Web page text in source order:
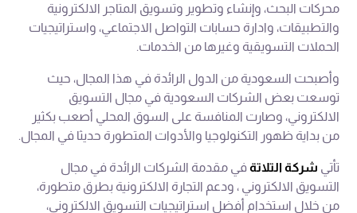
محركات البحث، وإنشاء وتطوير وتسويق المتاجر الالكترونية
والتطبيقات، وادارة حسابات التواصل الاجتماعي، واستراتيجيات
الحملات التسويقية وغيرها من الخدمات.
وأصبحت السعودية من الدول الرائدة في هذا المجال، حيث
توسعت بعض الشركات السعودية في مجال التسويق
الالكتروني، وصارت المنافسة على السوق المحلي أصعب بكثير
من بداية ظهور التكنولوجيا والأدوات المتطورة حديثا في المجال.
تأتي شركة التلاتةفي مقدمة الشركات الرائدة في مجال
التسويق الالكتروني ، ودعم التجارة الالكترونية بطرق متطورة،
من خلال استخدام أفضل استراتيجيات التسويق الالكتروني،